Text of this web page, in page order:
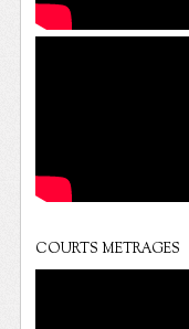
COURTS METRAGES